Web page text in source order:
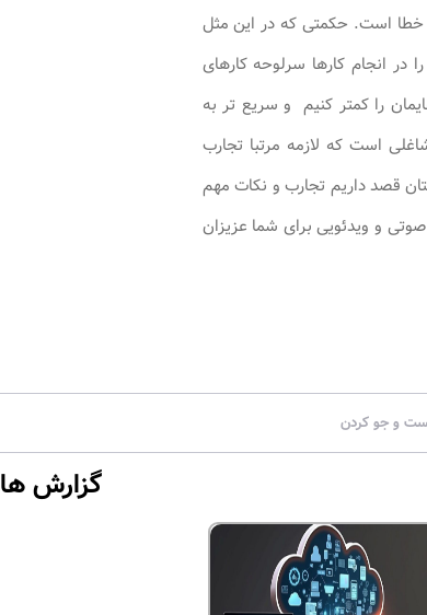
خطا است. حکمتی که در این مثل
در انجام کارها سرلوحه کارهای
را کمتر کنیم و سریع تر به
است که لازمه مرتبا تجارب
قصد داریم تجارب و نکات مهم
و ویدئویی برای شما عزیزان
گزارش ها